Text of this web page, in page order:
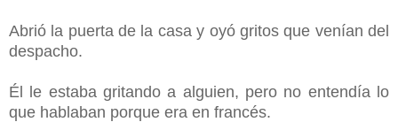
Abrió la puerta de la casa y oyó gritos que venían del
despacho.
Él le estaba gritando a alguien, pero no entendía lo
que hablaban porque era en francés.